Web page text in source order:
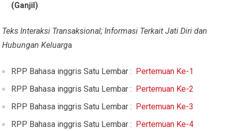
(Ganjil)
Teks Interaksi Transaksional; Informasi Terkait Jati Diri dan
Hubungan Keluarga
RPP Bahasa inggris Satu Lembar :
Pertemuan Ke-1
RPP Bahasa inggris Satu Lembar :
Pertemuan Ke-2
RPP Bahasa inggris Satu Lembar :
Pertemuan Ke-3
RPP Bahasa inggris Satu Lembar :
Pertemuan Ke-4